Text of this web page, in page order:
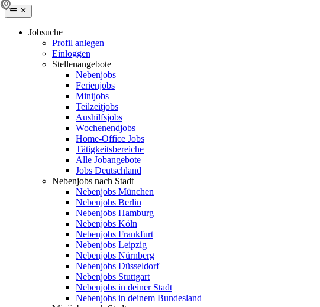
Jobsuche
Profil anlegen
Einloggen
Stellenangebote
Nebenjobs
Ferienjobs
Minijobs
Teilzeitjobs
Aushilfsjobs
Wochenendjobs
Home-Office Jobs
Tätigkeitsbereiche
Alle Jobangebote
Jobs Deutschland
Nebenjobs nach Stadt
Nebenjobs München
Nebenjobs Berlin
Nebenjobs Hamburg
Nebenjobs Köln
Nebenjobs Frankfurt
Nebenjobs Leipzig
Nebenjobs Nürnberg
Nebenjobs Düsseldorf
Nebenjobs Stuttgart
Nebenjobs in deiner Stadt
Nebenjobs in deinem Bundesland